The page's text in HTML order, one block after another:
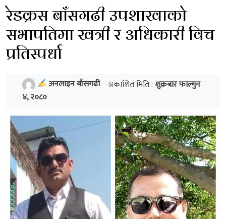
रेडक्रस बाँसगढी उपशाखाको
सभापतिमा खत्री र अधिकारी विच
प्रतिस्पर्धा
अनलाइन बाँसगढी -प्रकाशित मिति : शुक्रबार फाल्गुन
४, २०८०